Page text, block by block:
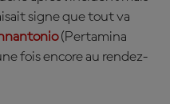
signe que tout va
(Pertamina
fois encore au rendez-